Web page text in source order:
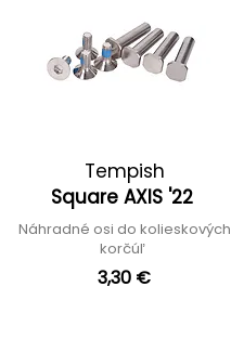
Tempish
Square AXIS '22
Náhradné osi do kolieskových
korčúľ
3,30 €